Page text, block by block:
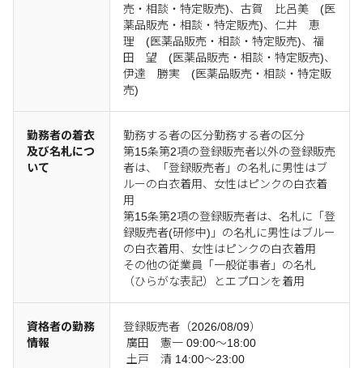
売・相談・特定販売)、古賀 比呂美 (医
薬品販売・相談・特定販売)、仁井 恵
理 (医薬品販売・相談・特定販売)、福
田 望 (医薬品販売・相談・特定販売)、
伊達 勝実 (医薬品販売・相談・特定販
売)
勤務者の着衣
及び名札につ
いて
勤務する者の区分勤務する者の区分
第15条第2項の登録販売者以外の登録販売
者は、「登録販売者」の名札に男性はブ
ルーの白衣着用、女性はピンクの白衣着
用
第15条第2項の登録販売者は、名札に「登
録販売者(研修中)」の名札に男性はブルー
の白衣着用、女性はピンクの白衣着用
その他の従業員「一般従事者」の名札
（ひらがな表記）とエプロンを着用
資格者の勤務
情報
登録販売者（2026/08/09）
廣田 憲一 09:00～18:00
土戸 清 14:00～23:00